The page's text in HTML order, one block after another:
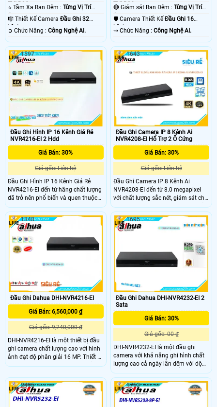
TVI BCS.
⭐ Tầm Xa Ban Đêm : Từng Vị Trí
Camera .
🎼️ Thiết Kế Camera Đầu Ghi 32
kênh.
️➲ Chức Năng : Công Nghệ AI.
TVI BCS.
🔴 Giám sát Ban Đêm :Từng Vị Trí
Camera .
🛡 Camera Thiết KếĐầu Ghi 16
kênh.
️⇝ Chức Năng :Công Nghệ AI.
Đầu Ghi Hình IP 16 Kênh Giá Rẻ
NVR4216-EI 2 Hdd
Giá Bán: 30%
Giá gốc: Liên hệ
Đầu Ghi Hình IP 16 Kênh Giá Rẻ
NVR4216-EI đến từ hãng chất lượng
đã trở nên phổ biến và quen thuộc
trong việc giám sát. Với độ phân
giải lên đến 8.0 megapixel,
NVR4216-EI cho phép quan sát từng
chi tiết nhỏ, kể cả vào ban đêm.
Thiết bị có khả năng lưu trữ lớn lên
đến 16TB nhờ 2 ổ cứng, cùng công
1597
Đầu Ghi Camera IP 8 Kênh Ai
NVR4208-EI Hổ Trợ 2 Ổ Cứng
Giá Bán: 30%
Giá gốc: Liên hệ
Đầu Ghi Camera IP 8 Kênh Ai
NVR4208-EI đến từ 8.0 megapixel
với chất lượng sắc nét, giám sát chi
tiết nhỏ, xem được ban đêm và 2 ổ
cứng. Sản phẩm đã được trang bị
công nghệ IP vượt trội không giảm
chất lượng. Ổ cứng lớn 16TB giúp
1643
Đầu Ghi Dahua DHI-NVR4216-EI
Giá Bán: 6,560,000 ₫
Giá gốc: 9,240,000 ₫
DHI-NVR4216-EI là một thiết bị đầu
ghi camera chất lượng cao với hình
ảnh đạt độ phân giải 16 MP. Thiết bị
này cung cấp cấp nguồn qua cổng
hóa quá trình cài đặt. Với băng
thông lên đến 256 Mbps, nó đảm
bảo khả năng truyền tải dữ liệu
1348
Đầu Ghi Dahua DHI-NVR4232-EI 2
Sata
Giá Bán: 30%
Giá gốc: 00 ₫
DHI-NVR4232-EI là một đầu ghi
camera với khả năng ghi hình chất
lượng cao cả ngày lẫn đêm với độ
phân giải 16 MP. Sản phẩm này
cung cấp chức năng thông minh
vượt trội và cấp nguồn qua cổng
RJ45. Với băng thông 256 Mbps và
1695
2495 1753